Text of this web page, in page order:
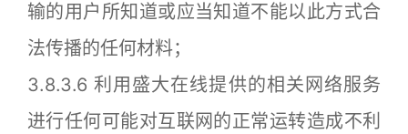
输的用户所知道或应当知道不能以此方式合
法传播的任何材料；
3.8.3.6 利用盛大在线提供的相关网络服务
进行任何可能对互联网的正常运转造成不利